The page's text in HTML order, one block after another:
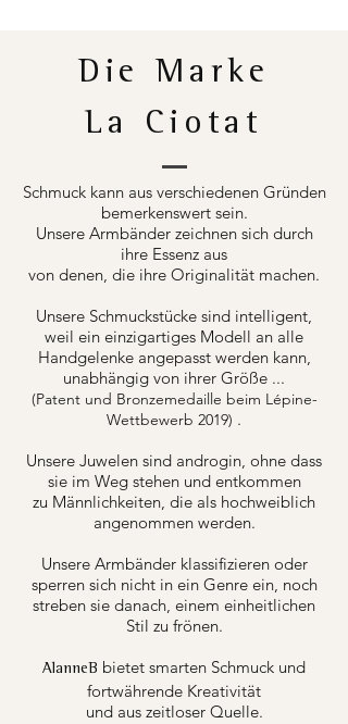
Die Marke
La Ciotat
Schmuck kann aus verschiedenen Gründen
bemerkenswert sein.
Unsere Armbänder zeichnen sich durch
ihre Essenz aus
von denen, die ihre Originalität machen.
Unsere Schmuckstücke sind intelligent,
weil ein einzigartiges Modell an alle
Handgelenke angepasst werden kann,
unabhängig von ihrer Größe ...
(Patent und Bronzemedaille beim Lépine-
Wettbewerb 2019) .
Unsere Juwelen sind androgin, ohne dass
sie im Weg stehen und entkommen
zu Männlichkeiten, die als hochweiblich
angenommen werden.
Unsere Armbänder klassifizieren oder
sperren sich nicht in ein Genre ein, noch
streben sie danach, einem einheitlichen
Stil zu frönen.
AlanneB bietet smarten Schmuck und
fortwährende Kreativität
und aus zeitloser Quelle.